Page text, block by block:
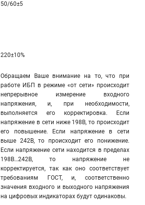
50/60±5
220±10%
Обращаем Ваше внимание на то, что при
работе ИБП в режиме «от сети» происходит
непрерывное измерение входного
напряжения, и, при необходимости,
выполняется его корректировка. Если
напряжение в сети ниже 198В, то происходит
его повышение. Если напряжение в сети
выше 242В, то происходит его понижение.
Если напряжение сети находится в пределах
198В…242В, то напряжение не
корректируется, так как оно соответствует
требованиям ГОСТ, и, соответственно
значения входного и выходного напряжения
на цифровых индикаторах будут одинаковы.